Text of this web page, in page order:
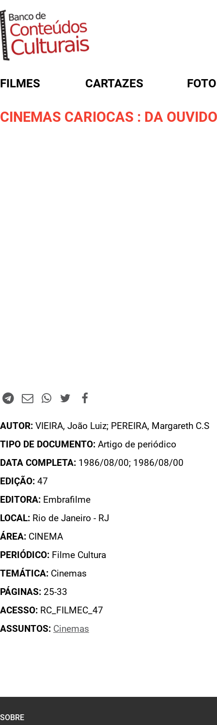
FILMES CARTAZES
CINEMAS CARIOCAS : DA
AUTOR: VIEIRA, João Luiz; PEREIRA, Margareth C.S
TIPO DE DOCUMENTO: Artigo de periódico
DATA COMPLETA: 1986/08/00; 1986/08/00
EDIÇÃO: 47
EDITORA: Embrafilme
LOCAL: Rio de Janeiro - RJ
ÁREA: CINEMA
PERIÓDICO: Filme Cultura
TEMÁTICA: Cinemas
PÁGINAS: 25-33
ACESSO: RC_FILMEC_47
ASSUNTOS: Cinemas
FORMULÁRIO DE BUSCA
SOBRE